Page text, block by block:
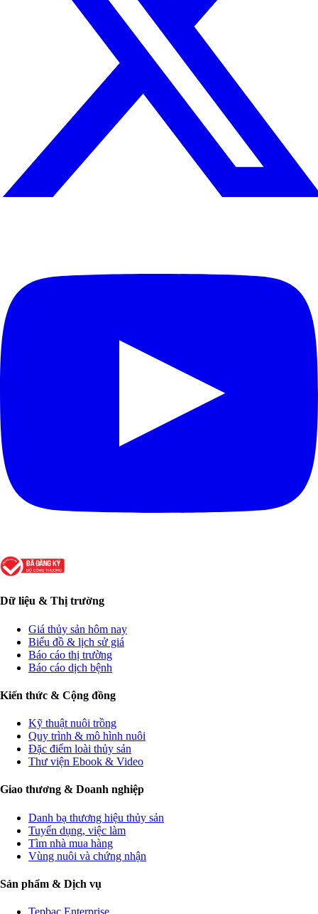
Dữ liệu & Thị trường
Giá thủy sản hôm nay
Biểu đồ & lịch sử giá
Báo cáo thị trường
Báo cáo dịch bệnh
Kiến thức & Cộng đồng
Kỹ thuật nuôi trồng
Quy trình & mô hình nuôi
Đặc điểm loài thủy sản
Thư viện Ebook & Video
Giao thương & Doanh nghiệp
Danh bạ thương hiệu thủy sản
Tuyển dụng, việc làm
Tìm nhà mua hàng
Vùng nuôi và chứng nhận
Sản phẩm & Dịch vụ